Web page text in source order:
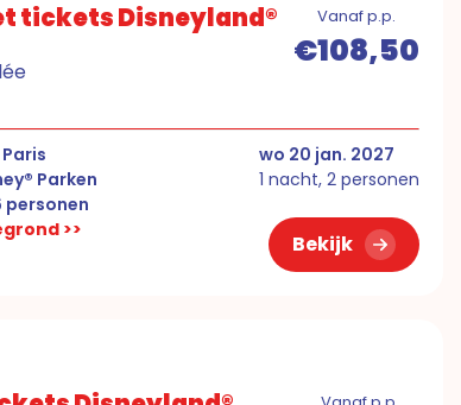
tickets Disneyland® Vanaf p.p.
€108,50
Parken
personen
wo 20 jan. 2027
1 nacht, 2 personen
>>
Bekijk